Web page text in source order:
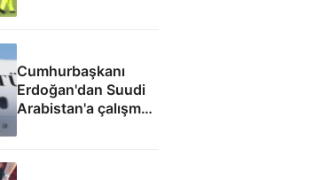
Cumhurbaşkanı
Erdoğan'dan Suudi
Arabistan'a çalışma